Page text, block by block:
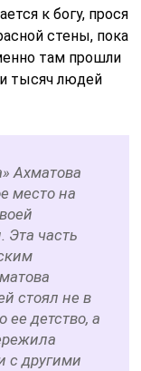
к богу, прося
стены, пока
там прошли
тысяч людей
Ахматова
место на
Эта часть
стоял не в
детство, а
с другими